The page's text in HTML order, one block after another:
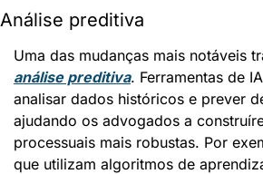
Análise preditiva
análise preditiva. Ferramentas de
analisar dados históricos e prever
ajudando os advogados a
processuais mais robustas. Por
que utilizam algoritmos de